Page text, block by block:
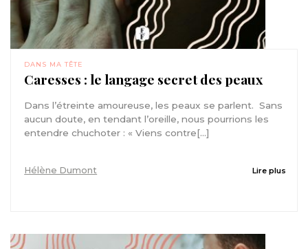
DANS MA TÊTE
Caresses : le langage secret des peaux
Dans l’étreinte amoureuse, les peaux se parlent. Sans
aucun doute, en tendant l’oreille, nous pourrions les
entendre chuchoter : « Viens contre[...]
Hélène Dumont Lire plus